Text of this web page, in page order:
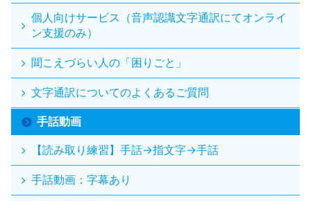
個人向けサービス（音声認識文字通訳にてオンライ
ン支援のみ）
聞こえづらい人の「困りごと」
文字通訳についてのよくあるご質問
手話動画
【読み取り練習】手話→指文字→手話
手話動画：字幕あり